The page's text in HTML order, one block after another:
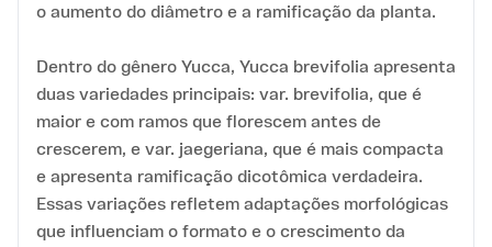
o aumento do diâmetro e a ramificação da planta.
Dentro do gênero Yucca, Yucca brevifolia apresenta
duas variedades principais: var. brevifolia, que é
maior e com ramos que florescem antes de
crescerem, e var. jaegeriana, que é mais compacta
e apresenta ramificação dicotômica verdadeira.
Essas variações refletem adaptações morfológicas
que influenciam o formato e o crescimento da